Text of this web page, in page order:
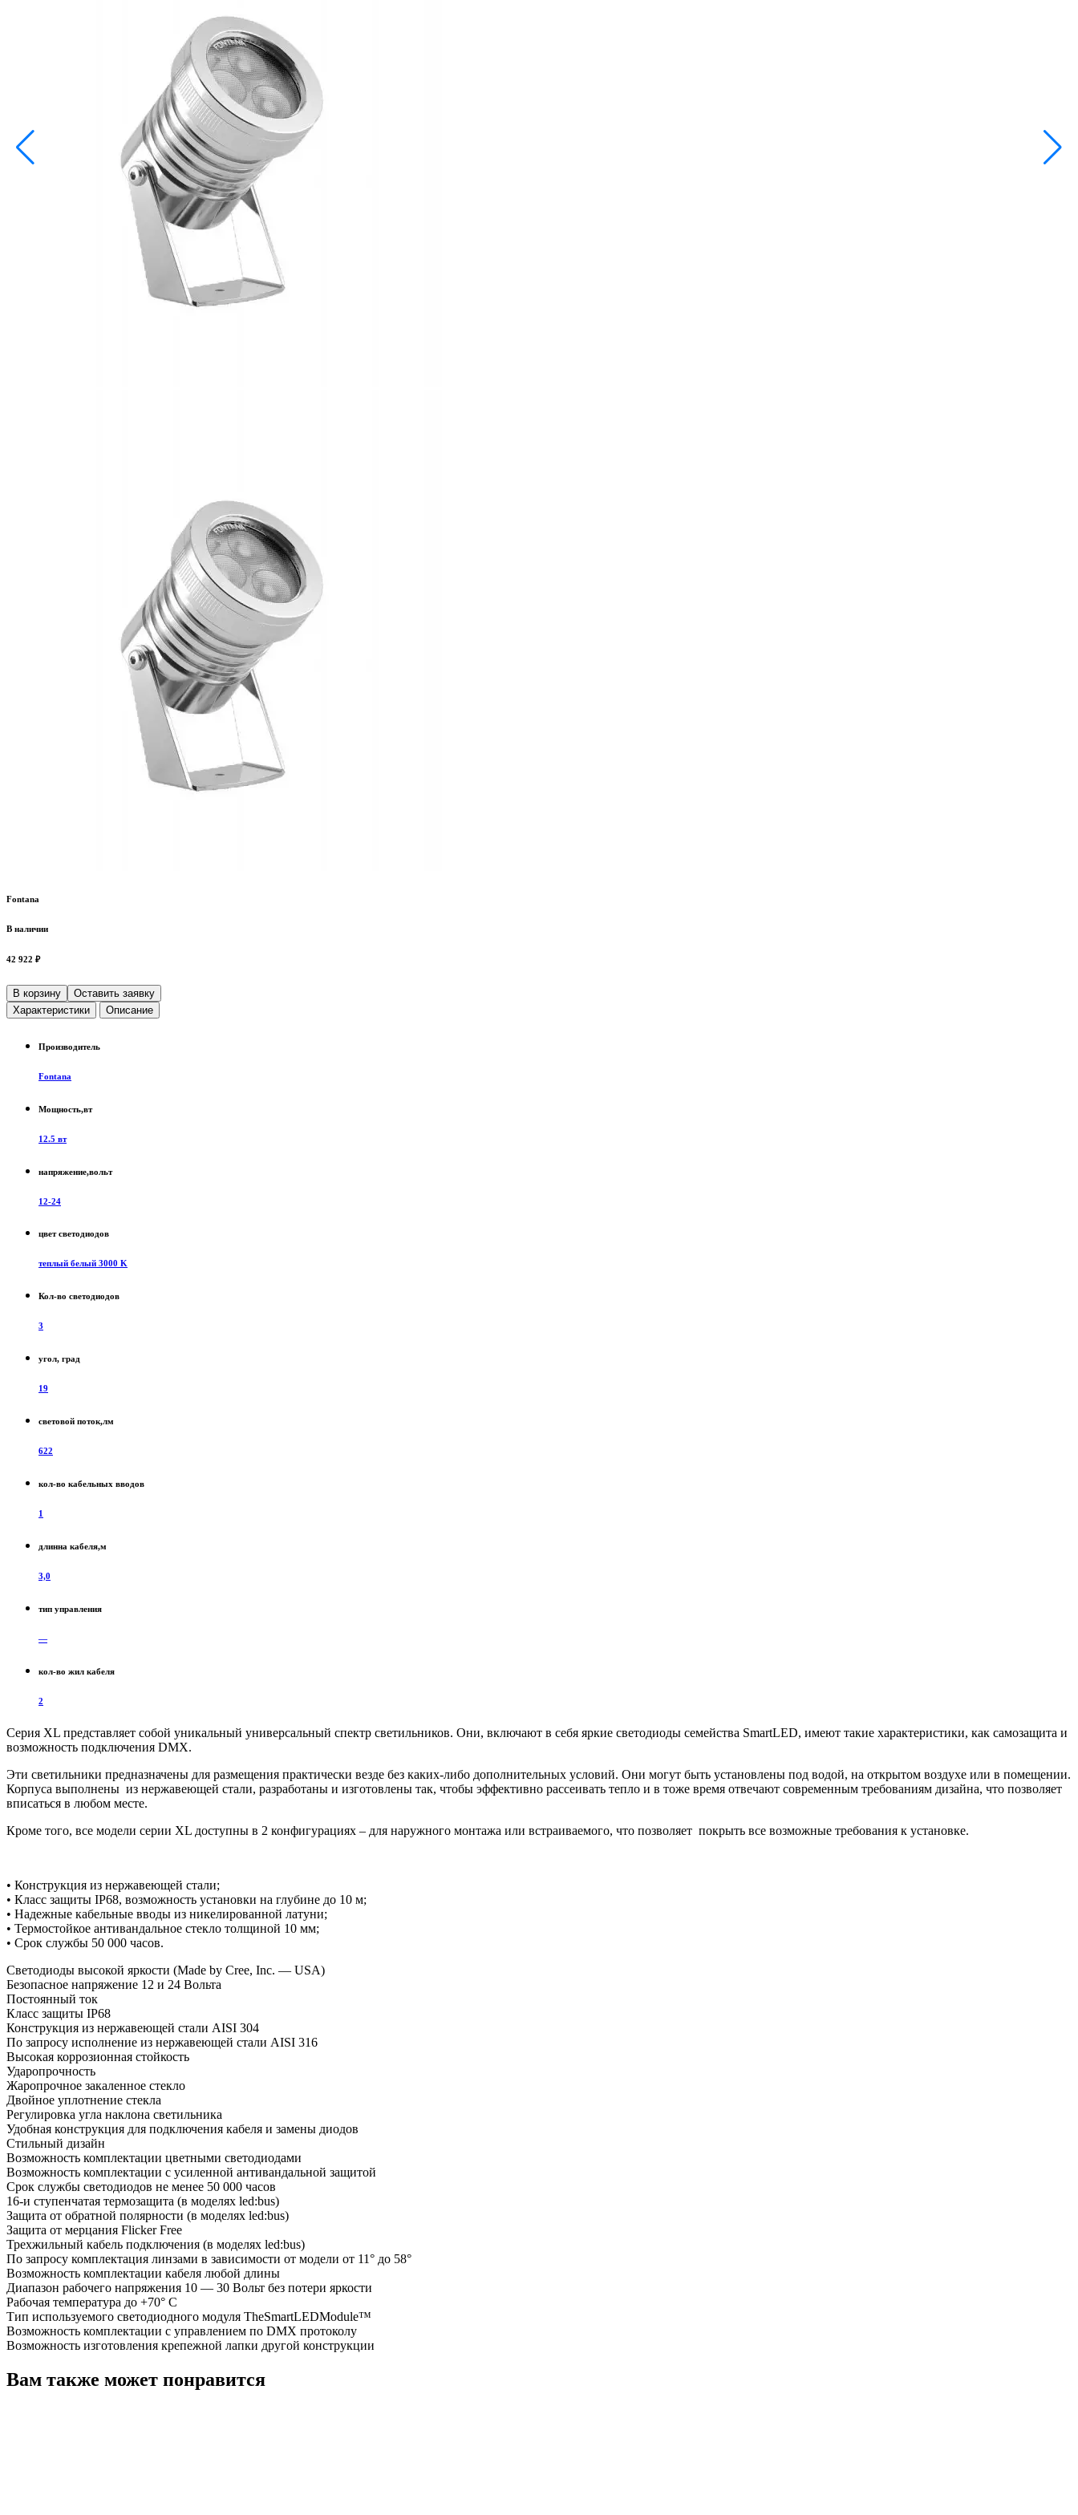
Шкафы управления
Готовые фонтаны
Фонтанные насадки
Подводные светильники
Закладные детали
Системы фильтрации
Электрооборудование
Плавающие фонтаны
Пешеходные модули
Fontana
В наличии
42 922 ₽
В корзину
Оставить заявку
Характеристики
Описание
Производитель
Fontana
Мощность,вт
12.5 вт
напряжение,вольт
12-24
цвет светодиодов
теплый белый 3000 K
Кол-во светодиодов
3
угол, град
19
световой поток,лм
622
кол-во кабельных вводов
1
длинна кабеля,м
3,0
тип управления
—
кол-во жил кабеля
2
Серия XL представляет собой уникальный универсальный спектр светильников. Они, включают в себя яркие светодиоды семейства SmartLED, имеют такие характеристики, как самозащита и
возможность подключения DMX.
Эти светильники предназначены для размещения практически везде без каких-либо дополнительных условий. Они могут быть установлены под водой, на открытом воздухе или в помещении.
Корпуса выполнены из нержавеющей стали, разработаны и изготовлены так, чтобы эффективно рассеивать тепло и в тоже время отвечают современным требованиям дизайна, что позволяет
вписаться в любом месте.
Кроме того, все модели серии XL доступны в 2 конфигурациях – для наружного монтажа или встраиваемого, что позволяет покрыть все возможные требования к установке.
• Конструкция из нержавеющей стали;
• Класс защиты IP68, возможность установки на глубине до 10 м;
• Надежные кабельные вводы из никелированной латуни;
• Термостойкое антивандальное стекло толщиной 10 мм;
• Срок службы 50 000 часов.
Светодиоды высокой яркости (Made by Cree, Inc. — USA)
Безопасное напряжение 12 и 24 Вольта
Постоянный ток
Класс защиты IP68
Конструкция из нержавеющей стали AISI 304
По запросу исполнение из нержавеющей стали AISI 316
Высокая коррозионная стойкость
Ударопрочность
Жаропрочное закаленное стекло
Двойное уплотнение стекла
Регулировка угла наклона светильника
Удобная конструкция для подключения кабеля и замены диодов
Стильный дизайн
Возможность комплектации цветными светодиодами
Возможность комплектации с усиленной антивандальной защитой
Срок службы светодиодов не менее 50 000 часов
16-и ступенчатая термозащита (в моделях led:bus)
Защита от обратной полярности (в моделях led:bus)
Защита от мерцания Flicker Free
Трехжильный кабель подключения (в моделях led:bus)
По запросу комплектация линзами в зависимости от модели от 11° до 58°
Возможность комплектации кабеля любой длины
Диапазон рабочего напряжения 10 — 30 Вольт без потери яркости
Рабочая температура до +70° С
Тип используемого светодиодного модуля TheSmartLEDModule™
Возможность комплектации с управлением по DMX протоколу
Возможность изготовления крепежной лапки другой конструкции
Вам также может понравится